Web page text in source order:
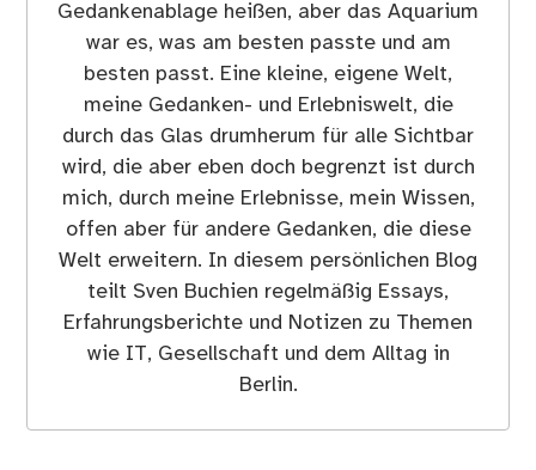
Gedankenablage heißen, aber das Aquarium
war es, was am besten passte und am
besten passt. Eine kleine, eigene Welt,
meine Gedanken- und Erlebniswelt, die
durch das Glas drumherum für alle Sichtbar
wird, die aber eben doch begrenzt ist durch
mich, durch meine Erlebnisse, mein Wissen,
offen aber für andere Gedanken, die diese
Welt erweitern. In diesem persönlichen Blog
teilt Sven Buchien regelmäßig Essays,
Erfahrungsberichte und Notizen zu Themen
wie IT, Gesellschaft und dem Alltag in
Berlin.